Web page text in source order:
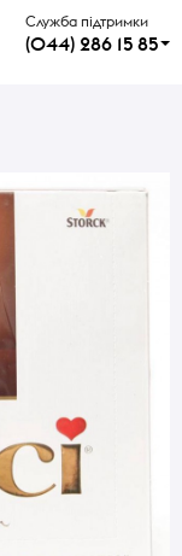
Служба підтримки
(044) 286 15 85